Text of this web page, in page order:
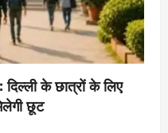
के छात्रों के लिए
छूट